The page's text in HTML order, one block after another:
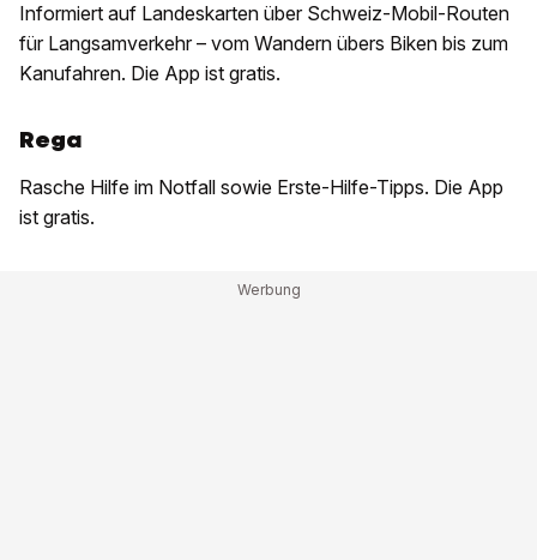
Informiert auf Landeskarten über Schweiz-Mobil-Routen
für Langsamverkehr – vom Wandern übers Biken bis zum
Kanufahren. Die App ist gratis.
Rega
Rasche Hilfe im Notfall sowie Erste-Hilfe-Tipps. Die App
ist gratis.